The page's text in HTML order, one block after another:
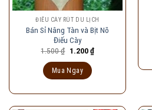
ĐIẾU CÀY RÚT DU LỊCH
Bán Sỉ Nâng Tàn và Bịt Nõ
Điếu Cày
1.500₫ Giá
1.500 ₫.
1.200₫Giá
hiện
Mua Ngay